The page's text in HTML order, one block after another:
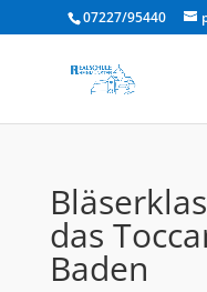
07227/95440
das
Baden